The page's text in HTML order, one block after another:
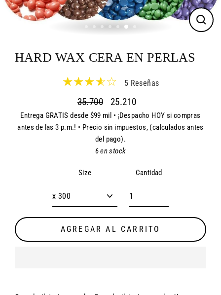
HARD WAX CERA EN PERLAS
5 Reseñas
Precio
habitual
35.700
Precio
de
oferta
25.210
Entrega GRATIS desde $99 mil • ¡Despacho HOY si compras
antes de las 3 p.m.! • Precio sin impuestos, (calculados antes
del pago).
6 en stock
Size Cantidad
AGREGAR AL CARRITO